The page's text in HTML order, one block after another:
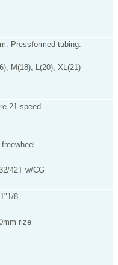
Pressformed tubing.
M(18), L(20), XL(21)
21 speed
42T w/CG
8
rize